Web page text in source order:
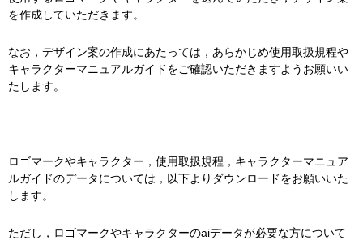
を作成していただきます。
なお，デザイン案の作成にあたっては，あらかじめ使用取扱規程や
キャラクターマニュアルガイドをご確認いただきますようお願いい
たします。
ロゴマークやキャラクター，使用取扱規程，キャラクターマニュア
ルガイドのデータについては，以下よりダウンロードをお願いいた
します。
ただし，ロゴマークやキャラクターのaiデータが必要な方について